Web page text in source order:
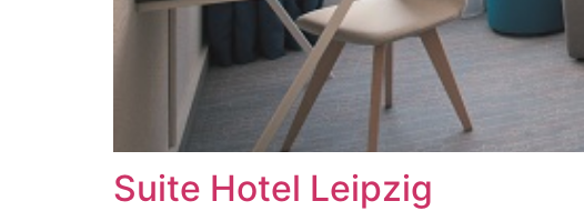
Suite Hotel Leipzig